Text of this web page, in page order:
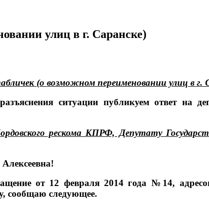
улиц в г. Саранске)
(о возможном переименовании улиц в г.
ситуации публикуем ответ на
рескома КПРФ, Депутату
от 12 февраля 2014 года №14,
сообщаю следующее.